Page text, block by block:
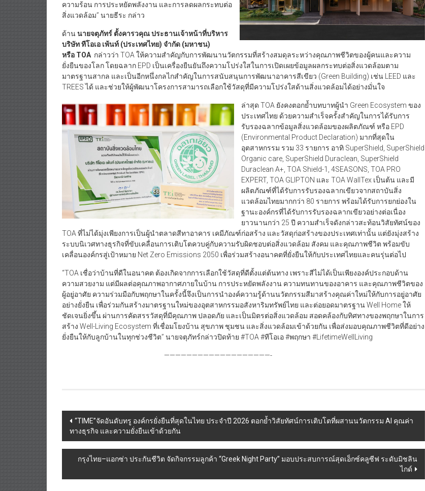
ความร้อน การประหยัดพลังงาน และการลดผลกระทบต่อ
สิ่งแวดล้อม” นายธีระ กล่าว
ด้านนายจตุภัทร์ ตั้งคารวคุณ ประธานเจ้าหน้าที่บริหาร
บริษัท ทีโอเอ เพ้นท์ (ประเทศไทย) จำกัด (มหาชน)
หรือ TOA กล่าวว่า TOA ให้ความสำคัญกับการพัฒนานวัตกรรมที่สร้างสมดุลระหว่างคุณภาพชีวิตของผู้คนและความ
ยั่งยืนของโลก โดยฉลาก EPD เป็นเครื่องยืนยันถึงความโปร่งใสในการเปิดเผยข้อมูลผลกระทบต่อสิ่งแวดล้อมตาม
มาตรฐานสากล และเป็นอีกหนึ่งกลไกสำคัญในการสนับสนุนการพัฒนาอาคารสีเขียว (Green Building) เช่น LEED และ
TREES ได้ และช่วยให้ผู้พัฒนาโครงการสามารถเลือกใช้วัสดุที่มีความโปร่งใสด้านสิ่งแวดล้อมได้อย่างมั่นใจ
ล่าสุด TOA ยังคงตอกย้ำบทบาทผู้นำ Green Ecosystem ของ
ประเทศไทย ด้วยความสำเร็จครั้งสำคัญในการได้รับการ
รับรองฉลากข้อมูลสิ่งแวดล้อมของผลิตภัณฑ์ หรือ EPD
(Environmental Product Declaration) มากที่สุดใน
อุตสาหกรรม รวม 33 รายการ อาทิ SuperShield, SuperShield
Organic care, SuperShield Duraclean, SuperShield
Duraclean A+, TOA Shield-1, 4SEASONS, TOA PRO
EXPERT, TOA GLIPTON และ TOA WallTex เป็นต้น และมี
ผลิตภัณฑ์ที่ได้รับการรับรองฉลากเขียวจากสถาบันสิ่ง
แวดล้อมไทยมากกว่า 80 รายการ พร้อมได้รับการยกย่องใน
ฐานะองค์กรที่ได้รับการรับรองฉลากเขียวอย่างต่อเนื่อง
ยาวนานกว่า 25 ปี ความสำเร็จดังกล่าวสะท้อนวิสัยทัศน์ของ
TOA ที่ไม่ได้มุ่งเพียงการเป็นผู้นำตลาดสีทาอาคาร เคมีภัณฑ์ก่อสร้าง และวัสดุก่อสร้างของประเทศเท่านั้น แต่ยังมุ่งสร้าง
ระบบนิเวศทางธุรกิจที่ขับเคลื่อนการเติบโตควบคู่กับความรับผิดชอบต่อสิ่งแวดล้อม สังคม และคุณภาพชีวิต พร้อมขับ
เคลื่อนองค์กรสู่เป้าหมาย Net Zero Emissions 2050 เพื่อร่วมสร้างอนาคตที่ยั่งยืนให้กับประเทศไทยและคนรุ่นต่อไป
“TOA เชื่อว่าบ้านที่ดีในอนาคต ต้องเกิดจากการเลือกใช้วัสดุที่ดีตั้งแต่ต้นทาง เพราะสีไม่ได้เป็นเพียงองค์ประกอบด้าน
ความสวยงาม แต่มีผลต่อคุณภาพอากาศภายในบ้าน การประหยัดพลังงาน ความทนทานของอาคาร และคุณภาพชีวิตของ
ผู้อยู่อาศัย ความร่วมมือกับพฤกษาในครั้งนี้จึงเป็นการนำองค์ความรู้ด้านนวัตกรรมสีมาสร้างคุณค่าใหม่ให้กับการอยู่อาศัย
อย่างยั่งยืน เพื่อร่วมกันสร้างมาตรฐานใหม่ของอุตสาหกรรมอสังหาริมทรัพย์ไทย และต่อยอดมาตรฐาน Well Home ให้
ชัดเจนยิ่งขึ้น ผ่านการคัดสรรวัสดุที่มีคุณภาพ ปลอดภัย และเป็นมิตรต่อสิ่งแวดล้อม สอดคล้องกับทิศทางของพฤกษาในการ
สร้าง Well-Living Ecosystem ที่เชื่อมโยงบ้าน สุขภาพ ชุมชน และสิ่งแวดล้อมเข้าด้วยกัน เพื่อส่งมอบคุณภาพชีวิตที่ดีอย่าง
ยั่งยืนให้กับลูกบ้านในทุกช่วงชีวิต” นายจตุภัทร์กล่าวปิดท้าย #TOA #ทีโอเอ #พฤกษา #LifetimeWellLiving
———————————————————-
Post
navigation
“TIME”จัดอันดับทรู องค์กรยั่งยืนที่สุดในไทย ประจำปี 2026 ตอกย้ำวิสัยทัศน์การเติบโตที่ผสานนวัตกรรม AI คุณค่า
ทางธุรกิจ และความยั่งยืนเข้าด้วยกัน
กรุงไทย–แอกซ่า ประกันชีวิต จัดกิจกรรมลูกค้า “Greek Night Party” มอบประสบการณ์สุดเอ็กซ์คลูซีฟ ระดับมิชลิน
ไกด์